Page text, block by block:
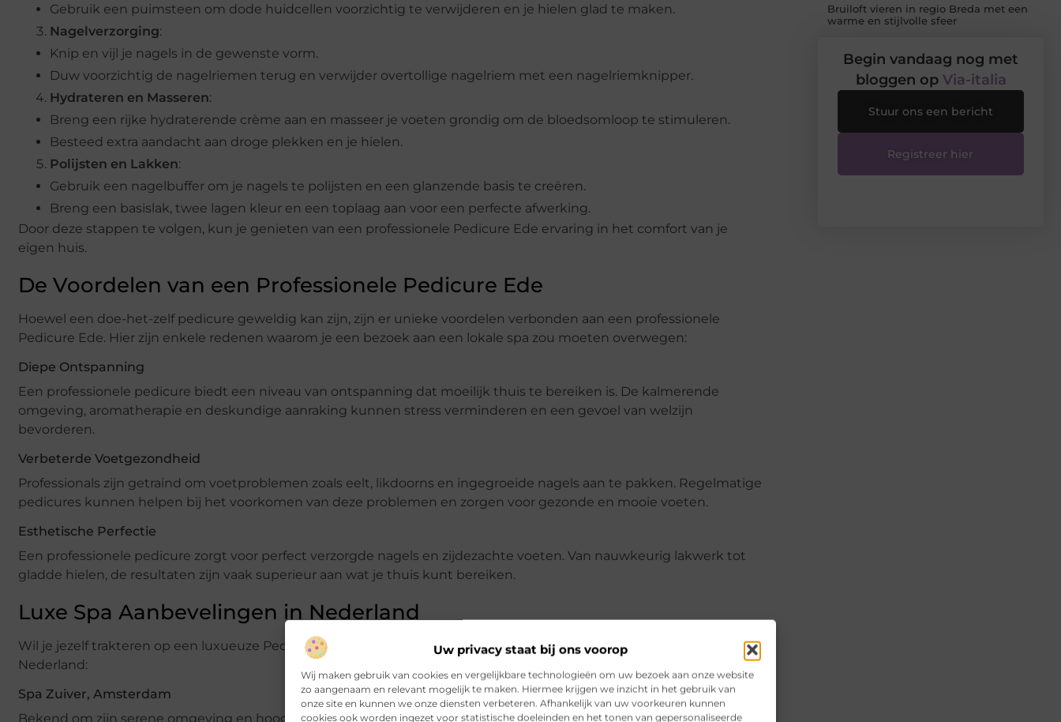
Uw privacy staat bij ons voorop
Wij maken gebruik van cookies en vergelijkbare technologieën om uw bezoek aan onze website
zo aangenaam en relevant mogelijk te maken. Hiermee krijgen we inzicht in het gebruik van
onze site en kunnen we onze diensten verbeteren. Afhankelijk van uw voorkeuren kunnen
cookies ook worden ingezet voor statistische doeleinden en het tonen van gepersonaliseerde
Gebruik een puimsteen om dode huidcellen voorzichtig te verwijderen en je hielen glad te maken.
Nagelverzorging:
Knip en vijl je nagels in de gewenste vorm.
Duw voorzichtig de nagelriemen terug en verwijder overtollige nagelriem met een nagelriemknipper.
Hydrateren en Masseren:
Breng een rijke hydraterende crème aan en masseer je voeten grondig om de bloedsomloop te stimuleren.
Besteed extra aandacht aan droge plekken en je hielen.
Polijsten en Lakken:
Gebruik een nagelbuffer om je nagels te polijsten en een glanzende basis te creëren.
Breng een basislak, twee lagen kleur en een toplaag aan voor een perfecte afwerking.
Door deze stappen te volgen, kun je genieten van een professionele Pedicure Ede ervaring in het comfort van je
eigen huis.
De Voordelen van een Professionele Pedicure Ede
Hoewel een doe-het-zelf pedicure geweldig kan zijn, zijn er unieke voordelen verbonden aan een professionele
Pedicure Ede. Hier zijn enkele redenen waarom je een bezoek aan een lokale spa zou moeten overwegen:
Diepe Ontspanning
Een professionele pedicure biedt een niveau van ontspanning dat moeilijk thuis te bereiken is. De kalmerende
omgeving, aromatherapie en deskundige aanraking kunnen stress verminderen en een gevoel van welzijn
bevorderen.
Verbeterde Voetgezondheid
Professionals zijn getraind om voetproblemen zoals eelt, likdoorns en ingegroeide nagels aan te pakken. Regelmatige
pedicures kunnen helpen bij het voorkomen van deze problemen en zorgen voor gezonde en mooie voeten.
Esthetische Perfectie
Een professionele pedicure zorgt voor perfect verzorgde nagels en zijdezachte voeten. Van nauwkeurig lakwerk tot
gladde hielen, de resultaten zijn vaak superieur aan wat je thuis kunt bereiken.
Luxe Spa Aanbevelingen in Nederland
Wil je jezelf trakteren op een luxueuze Pedicure Ede ervaring? Hier zijn enkele topaanbevelingen voor spa’s in
Nederland:
Spa Zuiver, Amsterdam
Bekend om zijn serene omgeving en hoogwaardige behandelingen, biedt Spa Zuiver een geweldige Pedicure Ede
Bruiloft vieren in regio Breda met een
warme en stijlvolle sfeer
Begin vandaag nog met
bloggen op Via-italia
Stuur ons een bericht
Registreer hier